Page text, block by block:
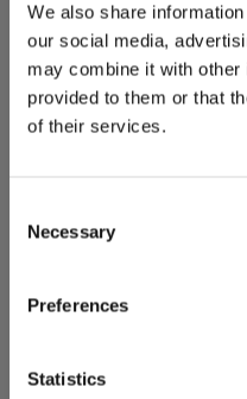
We also share
our social media,
may combine it with other
provided to them or that
of their services.
Selection
Necessary
Preferences
Statistics
Ecografie
cardiacă (copii)
+ Clinica